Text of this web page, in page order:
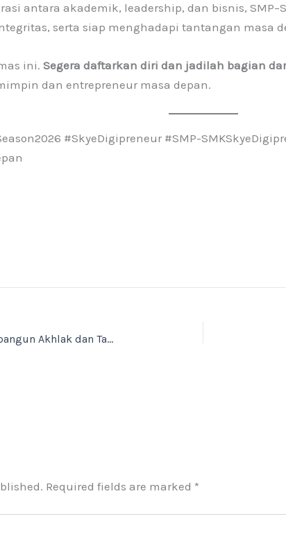
antara akademik, leadership, dan bisnis,
serta siap menghadapi tantangan masa
ini. Segera daftarkan diri dan jadilah bagian
dan entrepreneur masa depan.
#SkyeDigipreneur #SMP-
Meneladani Isra Mi’raj untuk Membangun Akhlak dan Tanggung Jawab Pelajar
Required fields are marked *